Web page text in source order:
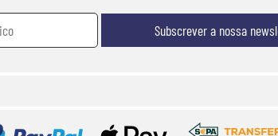
Subscrever a nossa